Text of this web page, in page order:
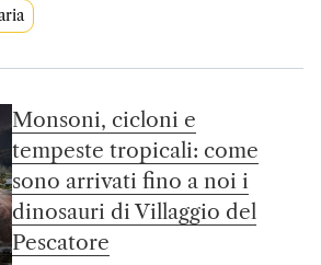
Monsoni, cicloni e
tempeste tropicali: come
sono arrivati fino a noi i
dinosauri di Villaggio del
Pescatore